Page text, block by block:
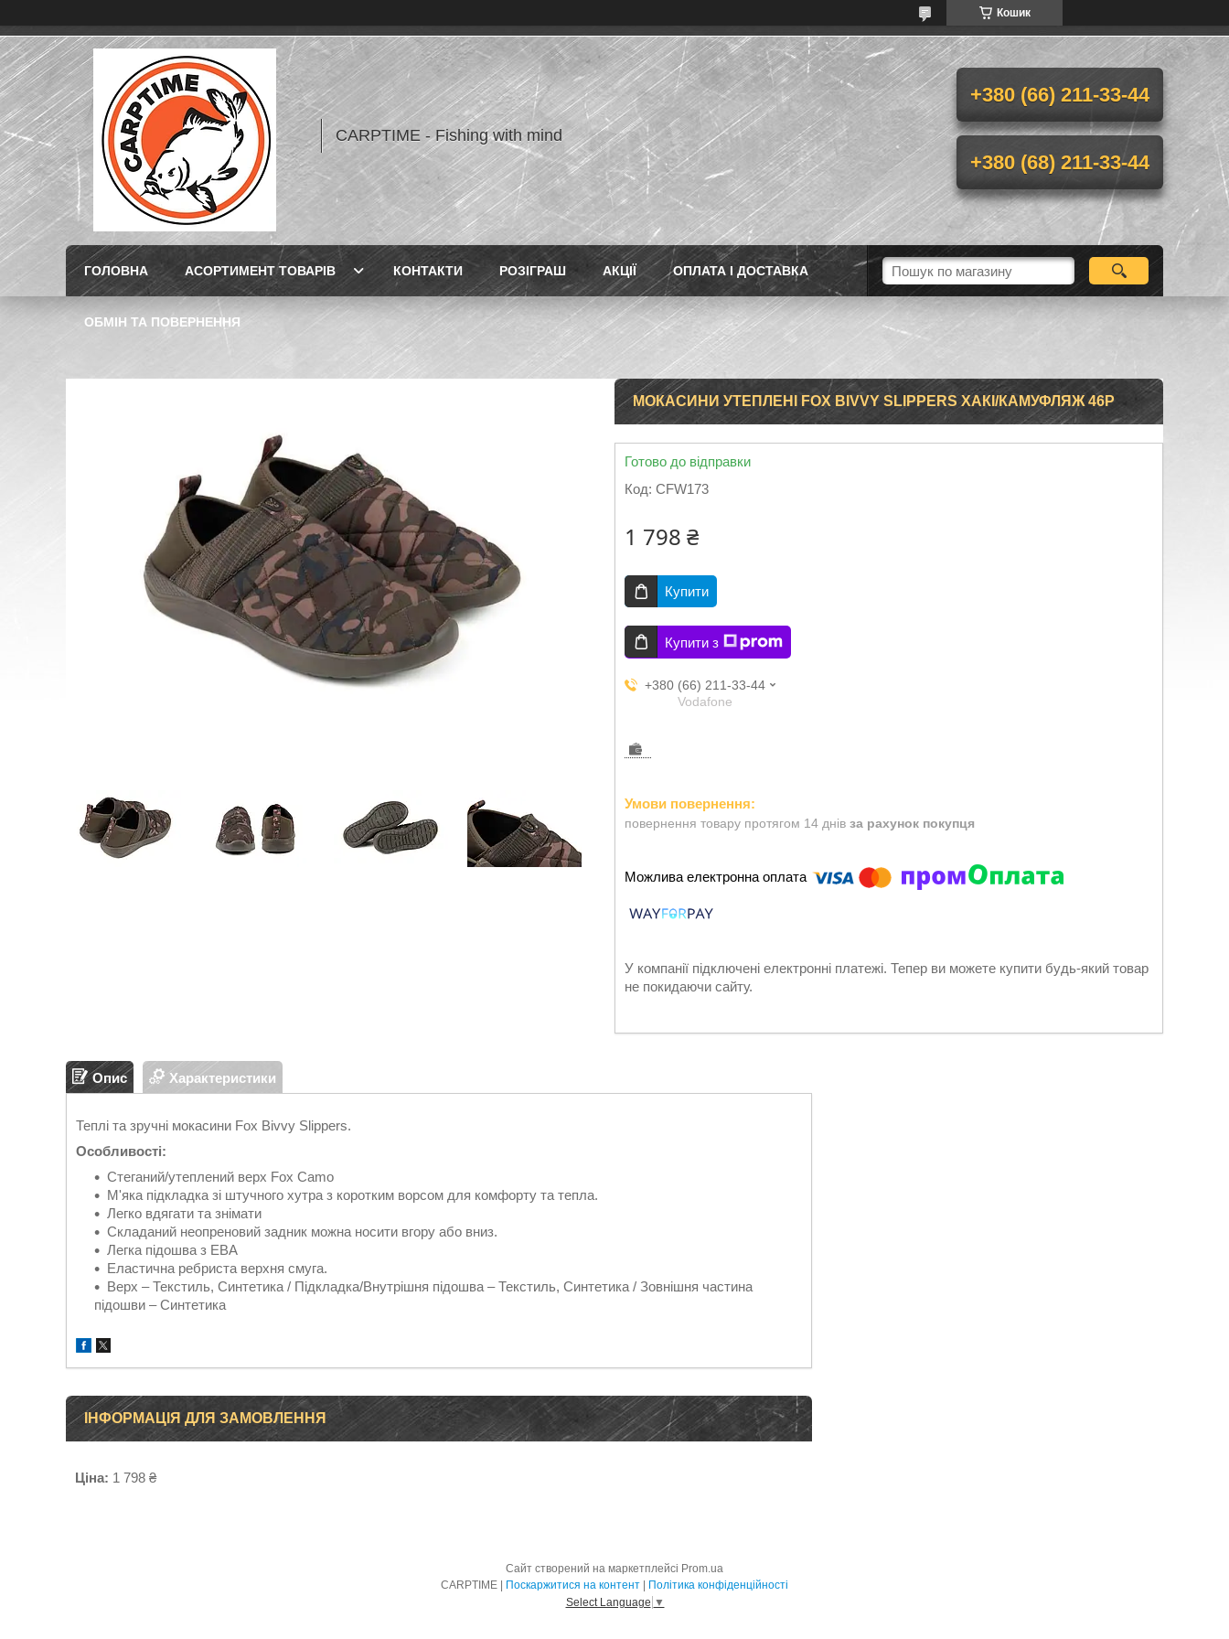
Кошик
CARPTIME - Fishing with mind
+380 (66) 211-33-44
+380 (68) 211-33-44
ГОЛОВНА АСОРТИМЕНТ ТОВАРІВ КОНТАКТИ РОЗІГРАШ АКЦІЇ ОПЛАТА І ДОСТАВКА
ОБМІН ТА ПОВЕРНЕННЯ
МОКАСИНИ УТЕПЛЕНІ FOX BIVVY SLIPPERS ХАКІ/КАМУФЛЯЖ 46Р
Готово до відправки
Код: CFW173
1 798 ₴
Купити
Купити з
+380 (66) 211-33-44
Vodafone
повернення товару протягом 14 днів за рахунок покупця
У компанії підключені електронні платежі. Тепер ви можете купити будь-який товар
не покидаючи сайту.
Опис Характеристики
Теплі та зручні мокасини Fox Bivvy Slippers.
Особливості:
Стеганий/утеплений верх Fox Camo
М'яка підкладка зі штучного хутра з коротким ворсом для комфорту та тепла.
Легко вдягати та знімати
Складаний неопреновий задник можна носити вгору або вниз.
Легка підошва з ЕВА
Еластична ребриста верхня смуга.
Верх – Текстиль, Синтетика / Підкладка/Внутрішня підошва – Текстиль, Синтетика / Зовнішня частина
підошви – Синтетика
ІНФОРМАЦІЯ ДЛЯ ЗАМОВЛЕННЯ
Ціна: 1 798 ₴
Сайт створений на маркетплейсі Prom.ua
Поскаржитися на контент
Політика конфіденційності
Select Language ▼